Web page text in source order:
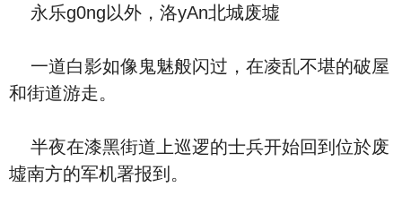
永乐g0ng以外，洛yAn北城废墟
一道白影如像鬼魅般闪过，在凌乱不堪的破屋
和街道游走。
半夜在漆黑街道上巡逻的士兵开始回到位於废
墟南方的军机署报到。